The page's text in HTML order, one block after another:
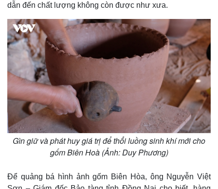
Thể thao
Bóng đá
Lịch thi đấu bóng đá
Thế giới thể thao
eSports
Hậu trường
Ô tô - Xe máy
Ô tô
Xe máy
Tư vấn
dẫn đến chất lượng không còn được như xưa.
Gìn giữ và phát huy giá trị để thổi luồng sinh khí mới cho
gốm Biên Hoà (Ảnh: Duy Phương)
Để quảng bá hình ảnh gốm Biên Hòa, ông Nguyễn Việt